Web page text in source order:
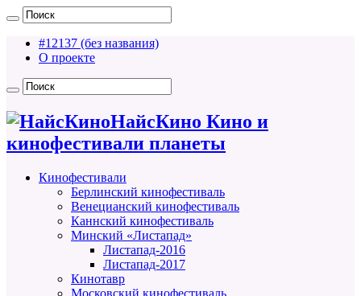
#12137 (без названия)
О проекте
НайсКино Кино и
кинофестивали планеты
Кинофестивали
Берлинский кинофестиваль
Венецианский кинофестиваль
Каннский кинофестиваль
Минский «Листапад»
Листапад-2016
Листапад-2017
Кинотавр
Московский кинофестиваль